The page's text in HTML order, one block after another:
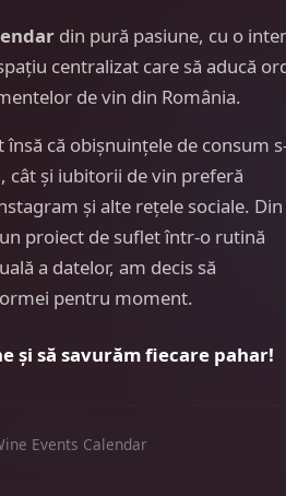
din pură pasiune, cu o
centralizat care să aducă
de vin din România.
că obișnuințele de consum
și iubitorii de vin preferă
și alte rețele sociale. Din
proiect de suflet într-o rutină
a datelor, am decis să
pentru moment.
și să savurăm fiecare pahar!
Events Calendar